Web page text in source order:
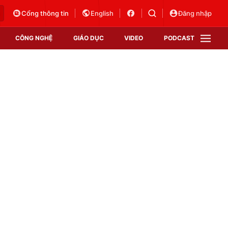
Cổng thông tin English Đăng nhập
CÔNG NGHỆ GIÁO DỤC VIDEO PODCAST